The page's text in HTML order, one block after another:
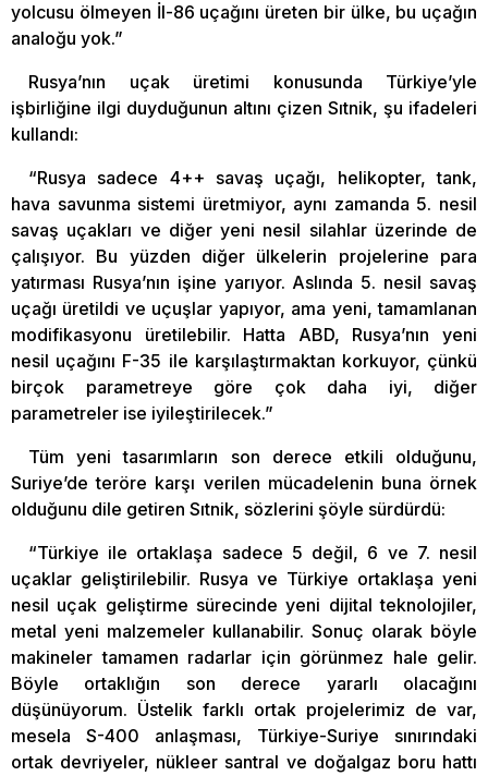
yolcusu ölmeyen İl-86 uçağını üreten bir ülke, bu uçağın
analoğu yok.”
Rusya’nın uçak üretimi konusunda Türkiye’yle
işbirliğine ilgi duyduğunun altını çizen Sıtnik, şu ifadeleri
kullandı:
“Rusya sadece 4++ savaş uçağı, helikopter, tank,
hava savunma sistemi üretmiyor, aynı zamanda 5. nesil
savaş uçakları ve diğer yeni nesil silahlar üzerinde de
çalışıyor. Bu yüzden diğer ülkelerin projelerine para
yatırması Rusya’nın işine yarıyor. Aslında 5. nesil savaş
uçağı üretildi ve uçuşlar yapıyor, ama yeni, tamamlanan
modifikasyonu üretilebilir. Hatta ABD, Rusya’nın yeni
nesil uçağını F-35 ile karşılaştırmaktan korkuyor, çünkü
birçok parametreye göre çok daha iyi, diğer
parametreler ise iyileştirilecek.”
Tüm yeni tasarımların son derece etkili olduğunu,
Suriye’de teröre karşı verilen mücadelenin buna örnek
olduğunu dile getiren Sıtnik, sözlerini şöyle sürdürdü:
“Türkiye ile ortaklaşa sadece 5 değil, 6 ve 7. nesil
uçaklar geliştirilebilir. Rusya ve Türkiye ortaklaşa yeni
nesil uçak geliştirme sürecinde yeni dijital teknolojiler,
metal yeni malzemeler kullanabilir. Sonuç olarak böyle
makineler tamamen radarlar için görünmez hale gelir.
Böyle ortaklığın son derece yararlı olacağını
düşünüyorum. Üstelik farklı ortak projelerimiz de var,
mesela S-400 anlaşması, Türkiye-Suriye sınırındaki
ortak devriyeler, nükleer santral ve doğalgaz boru hattı